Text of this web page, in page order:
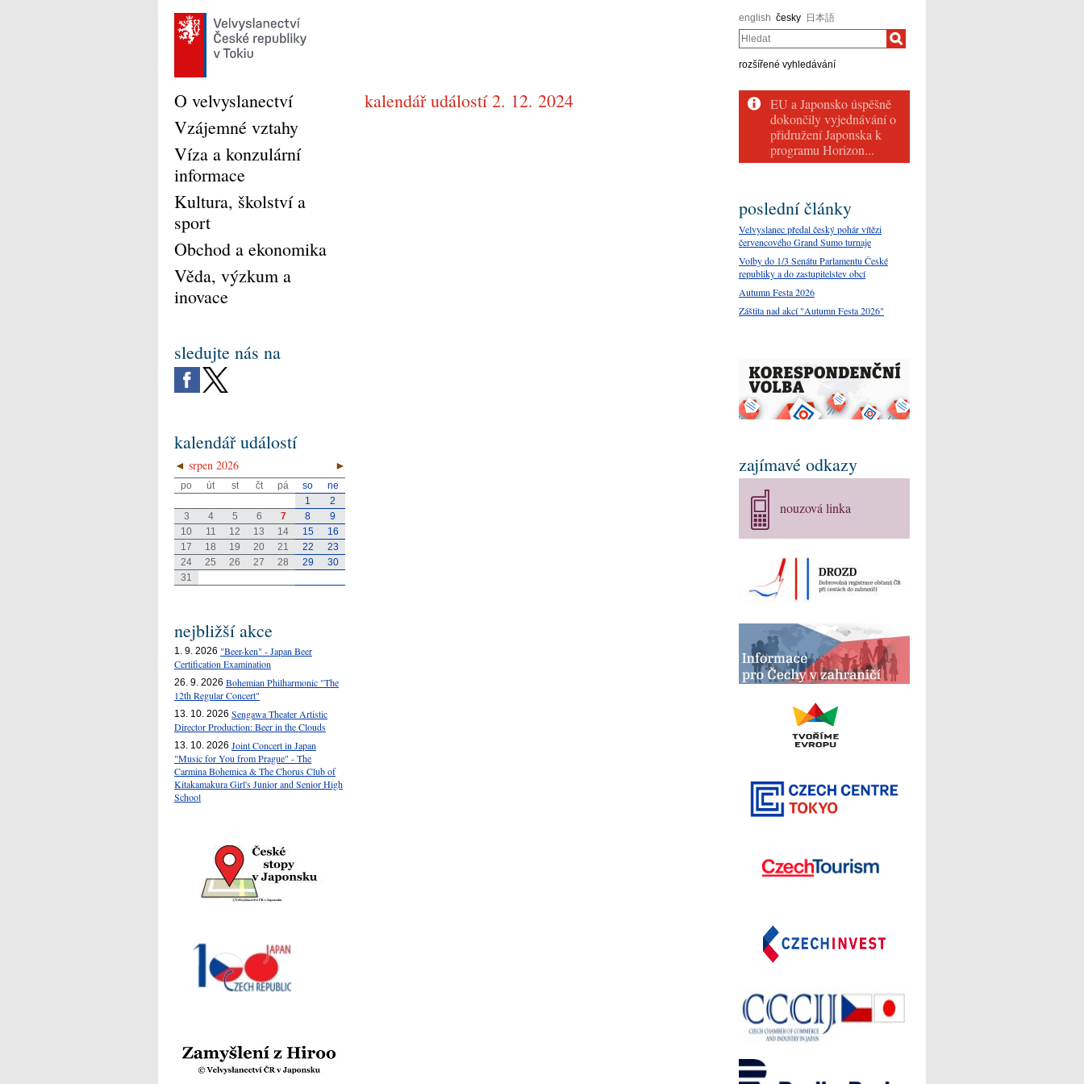
english česky 日本語
Hledat
rozšířené vyhledávání
kalendář událostí 2. 12. 2024
O velvyslanectví
Vzájemné vztahy
Víza a konzulární
informace
Kultura, školství a
sport
Obchod a ekonomika
Věda, výzkum a
inovace
sledujte nás na
kalendář událostí
◄ ►
srpen 2026
po út st čt pá so
ne
1
2
3
4 5 6 7 8
9
10
11 12 13 14 15
16
17
18 19 20 21 22
23
24
25 26 27 28 29
30
31
nejbližší akce
1. 9. 2026 "Beer-ken" - Japan Beer
Certification Examination
26. 9. 2026 Bohemian Philharmonic "The
12th Regular Concert"
13. 10. 2026 Sengawa Theater Artistic
Director Production: Beer in the Clouds
13. 10. 2026 Joint Concert in Japan
"Music for You from Prague" - The
Carmina Bohemica & The Chorus Club of
Kitakamakura Girl's Junior and Senior High
School
EU a Japonsko úspěšně
dokončily vyjednávání o
přidružení Japonska k
programu Horizon...
poslední články
Velvyslanec předal český pohár vítězi
červencového Grand Sumo turnaje
Volby do 1/3 Senátu Parlamentu České
republiky a do zastupitelstev obcí
Autumn Festa 2026
Záštita nad akcí "Autumn Festa 2026"
zajímavé odkazy
nouzová linka